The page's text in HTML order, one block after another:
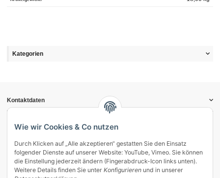
Wie wir Cookies & Co nutzen
Durch Klicken auf „Alle akzeptieren“ gestatten Sie den Einsatz
folgender Dienste auf unserer Website: YouTube, Vimeo. Sie können
die Einstellung jederzeit ändern (Fingerabdruck-Icon links unten).
Weitere Details finden Sie unter Konfigurieren und in unserer
Kategorien
Kontaktdaten
Informationen
Gesetzliche Informationen
Vertrag widerrufen
Zahlung & Versand
Mein Kundenkonto